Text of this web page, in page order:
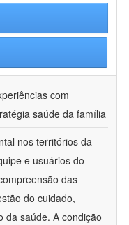
com
saúde da família
nos territórios da
e usuários do
das
do cuidado,
da saúde. A condição